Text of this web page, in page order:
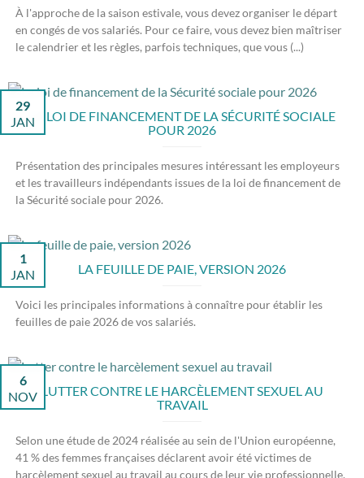
À l'approche de la saison estivale, vous devez organiser le départ
en congés de vos salariés. Pour ce faire, vous devez bien maîtriser
le calendrier et les règles, parfois techniques, que vous (...)
LA LOI DE FINANCEMENT DE LA SÉCURITÉ SOCIALE
POUR 2026
29
JAN
Présentation des principales mesures intéressant les employeurs
et les travailleurs indépendants issues de la loi de financement de
la Sécurité sociale pour 2026.
LA FEUILLE DE PAIE, VERSION 2026
1
JAN
Voici les principales informations à connaître pour établir les
feuilles de paie 2026 de vos salariés.
LUTTER CONTRE LE HARCÈLEMENT SEXUEL AU
TRAVAIL
6
NOV
Selon une étude de 2024 réalisée au sein de l'Union européenne,
41 % des femmes françaises déclarent avoir été victimes de
harcèlement sexuel au travail au cours de leur vie professionnelle.